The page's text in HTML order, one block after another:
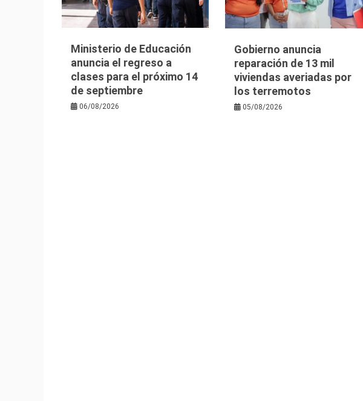
Ministerio de Educación
anuncia el regreso a
clases para el próximo 14
de septiembre
06/08/2026
Gobierno anuncia
reparación de 13 mil
viviendas averiadas por
los terremotos
05/08/2026